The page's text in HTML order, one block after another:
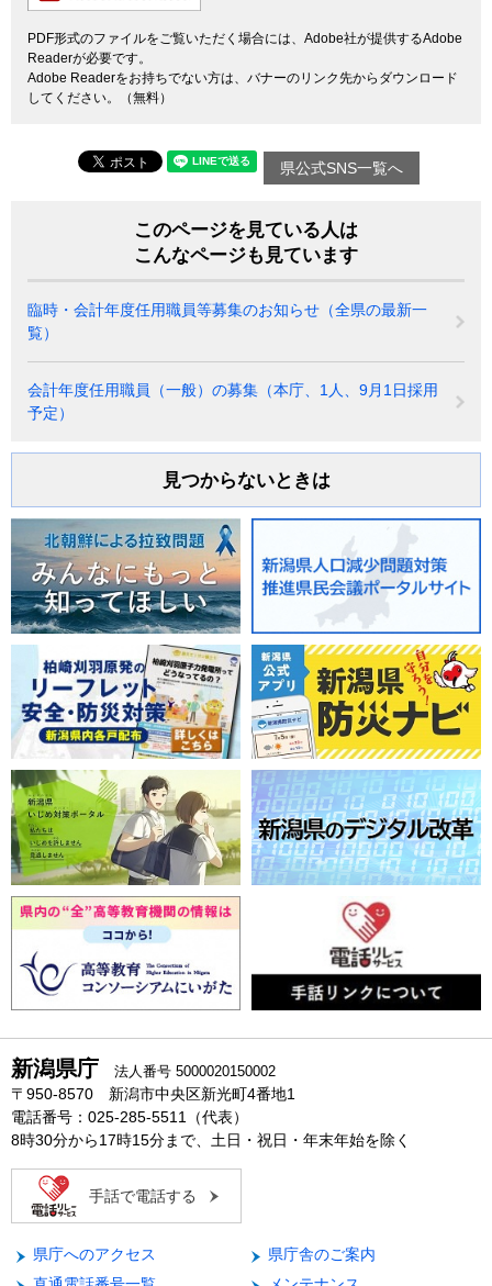
PDF形式のファイルをご覧いただく場合には、Adobe社が提供するAdobe
Readerが必要です。
Adobe Readerをお持ちでない方は、バナーのリンク先からダウンロード
してください。（無料）
県公式SNS一覧へ
このページを見ている人は
こんなページも見ています
臨時・会計年度任用職員等募集のお知らせ（全県の最新一
覧）
会計年度任用職員（一般）の募集（本庁、1人、9月1日採用
予定）
見つからないときは
新潟県庁 法人番号 5000020150002
〒950-8570 新潟市中央区新光町4番地1
電話番号：025-285-5511（代表）
8時30分から17時15分まで、土日・祝日・年末年始を除く
手話で電話する
県庁へのアクセス
県庁舎のご案内